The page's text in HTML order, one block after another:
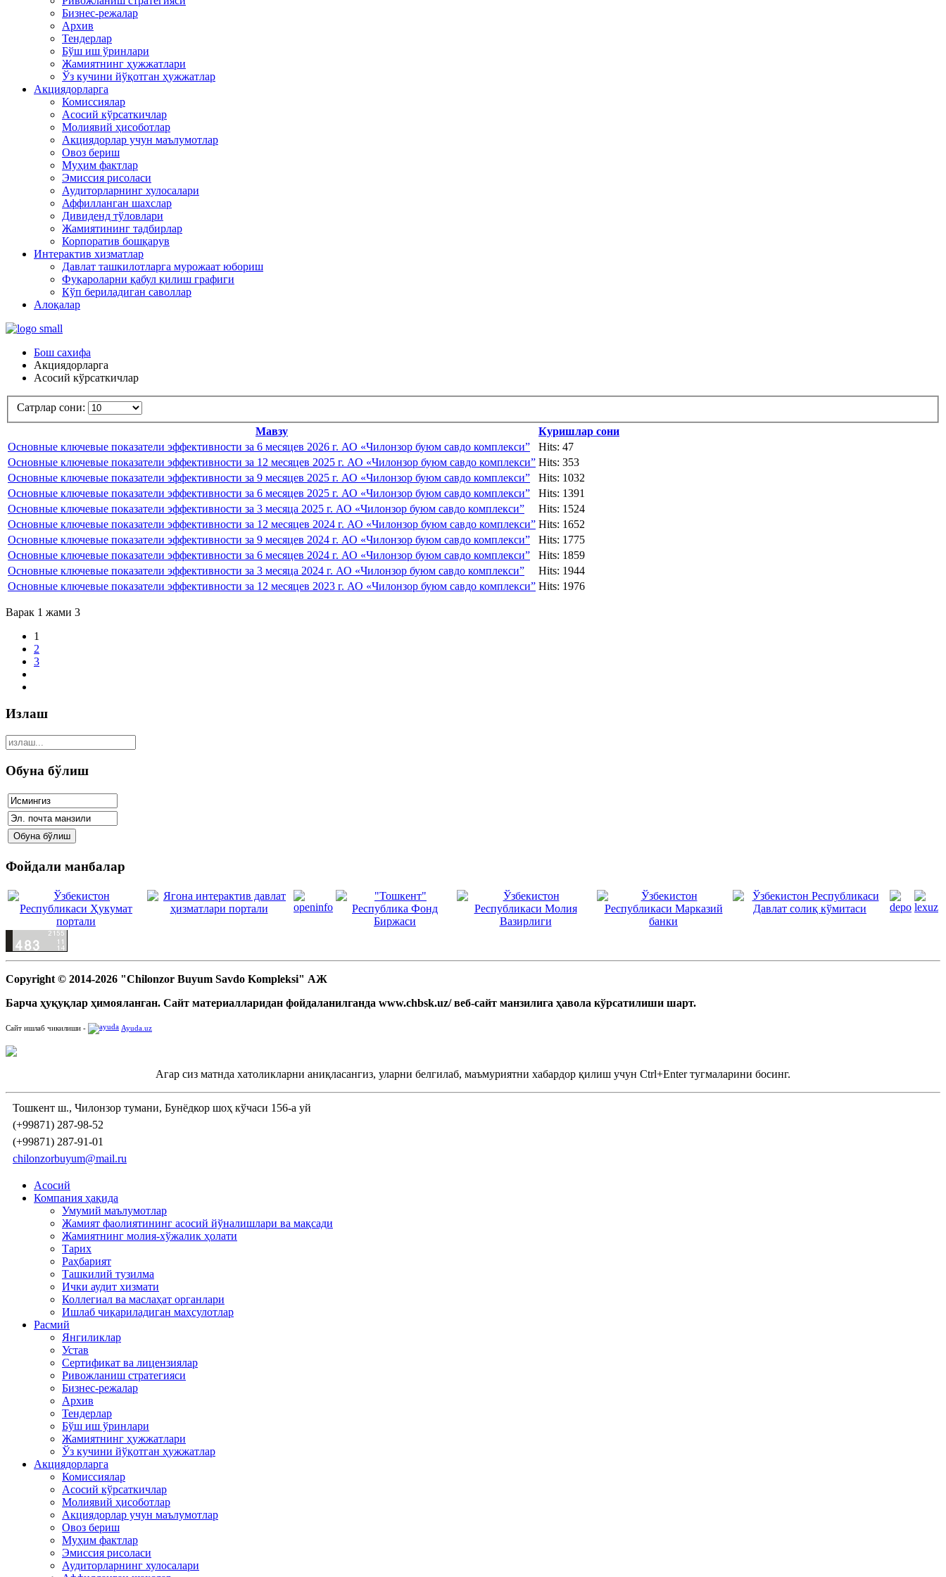
Бизнес-режалар
Архив
Тендерлар
Бўш иш ўринлари
Жамиятнинг ҳужжатлари
Ўз кучини йўқотган ҳужжатлар
Акциядорларга
Комиссиялар
Асосий кўрсаткичлар
Молиявий ҳисоботлар
Акциядорлар учун маълумотлар
Овоз бериш
Муҳим фактлар
Эмиссия рисоласи
Аудиторларнинг хулосалари
Аффилланган шахслар
Дивиденд тўловлари
Жамиятининг тадбирлар
Корпоратив бошқарув
Интерактив хизматлар
Давлат ташкилотларга мурожаат юбориш
Фуқароларни қабул қилиш графиги
Кўп бериладиган саволлар
Алоқалар
Бош сахифа
Акциядорларга
Асосий кўрсаткичлар
Сатрлар сони:
Мавзу
Куришлар сони
Основные ключевые показатели эффективности за 6 месяцев 2026 г. АО «Чилонзор буюм савдо комплекси”
Hits: 47
Основные ключевые показатели эффективности за 12 месяцев 2025 г. АО «Чилонзор буюм савдо комплекси” Hits: 353
Основные ключевые показатели эффективности за 9 месяцев 2025 г. АО «Чилонзор буюм савдо комплекси”
Hits: 1032
Основные ключевые показатели эффективности за 6 месяцев 2025 г. АО «Чилонзор буюм савдо комплекси”
Hits: 1391
Основные ключевые показатели эффективности за 3 месяца 2025 г. АО «Чилонзор буюм савдо комплекси”
Hits: 1524
Основные ключевые показатели эффективности за 12 месяцев 2024 г. АО «Чилонзор буюм савдо комплекси” Hits: 1652
Основные ключевые показатели эффективности за 9 месяцев 2024 г. АО «Чилонзор буюм савдо комплекси”
Hits: 1775
Основные ключевые показатели эффективности за 6 месяцев 2024 г. АО «Чилонзор буюм савдо комплекси”
Hits: 1859
Основные ключевые показатели эффективности за 3 месяца 2024 г. АО «Чилонзор буюм савдо комплекси”
Hits: 1944
Основные ключевые показатели эффективности за 12 месяцев 2023 г. АО «Чилонзор буюм савдо комплекси” Hits: 1976
Варак 1 жами 3
1
2
3
Излаш
Обуна бўлиш
Фойдали манбалар
Copyright © 2014-2026 "Chilonzor Buyum Savdo Kompleksi" АЖ
Барча ҳуқуқлар ҳимояланган. Сайт материалларидан фойдаланилганда www.chbsk.uz/ веб-сайт манзилига ҳавола кўрсатилиши шарт.
Сайт ишлаб чикилиши - Ayuda.uz
Агар сиз матнда хатоликларни аниқласангиз, уларни белгилаб, маъмуриятни хабардор қилиш учун Ctrl+Enter тугмаларини босинг.
Тошкент ш., Чилонзор тумани, Бунёдкор шоҳ кўчаси 156-а уй
(+99871) 287-98-52
(+99871) 287-91-01
chilonzorbuyum@mail.ru
Асосий
Компания ҳақида
Умумий маълумотлар
Жамият фаолиятининг асосий йўналишлари ва мақсади
Жамиятнинг молия-хўжалик ҳолати
Тарих
Раҳбарият
Ташкилий тузилма
Ички аудит хизмати
Коллегиал ва маслаҳат органлари
Ишлаб чиқариладиган маҳсулотлар
Расмий
Янгиликлар
Устав
Сертификат ва лицензиялар
Ривожланиш стратегияси
Бизнес-режалар
Архив
Тендерлар
Бўш иш ўринлари
Жамиятнинг ҳужжатлари
Ўз кучини йўқотган ҳужжатлар
Акциядорларга
Комиссиялар
Асосий кўрсаткичлар
Молиявий ҳисоботлар
Акциядорлар учун маълумотлар
Овоз бериш
Муҳим фактлар
Эмиссия рисоласи
Аудиторларнинг хулосалари